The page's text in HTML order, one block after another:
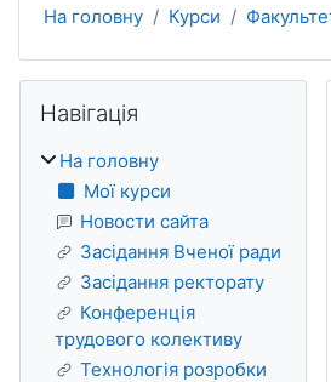
На головну Курси
Блоки
Навігація
На головну
Мої курси
Новости сайта
Засідання Вченої ради
Засідання ректорату
Конференція
трудового колективу
Технологія розробки